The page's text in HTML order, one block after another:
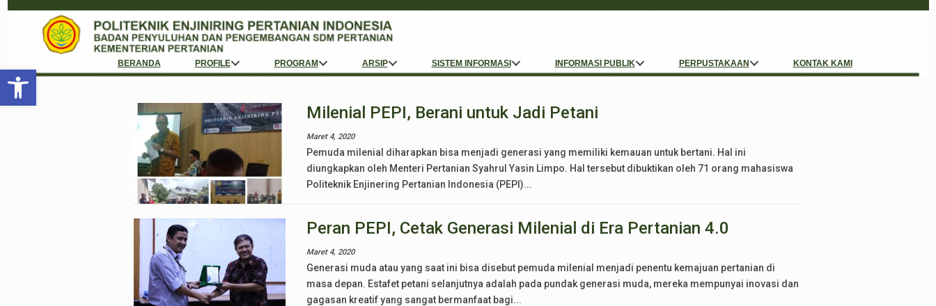
Open toolbarBERANDA PROFILE PROGRAM ARSIP SISTEM INFORMASI INFORMASI PUBLIK PERPUSTAKAAN KONTAK KAMI
Milenial PEPI, Berani untuk Jadi Petani
Maret 4, 2020
Pemuda milenial diharapkan bisa menjadi generasi yang memiliki kemauan untuk bertani. Hal ini
diungkapkan oleh Menteri Pertanian Syahrul Yasin Limpo. Hal tersebut dibuktikan oleh 71 orang mahasiswa
Politeknik Enjinering Pertanian Indonesia (PEPI)...
Peran PEPI, Cetak Generasi Milenial di Era Pertanian 4.0
Maret 4, 2020
Generasi muda atau yang saat ini bisa disebut pemuda milenial menjadi penentu kemajuan pertanian di
masa depan. Estafet petani selanjutnya adalah pada pundak generasi muda, mereka mempunyai inovasi dan
gagasan kreatif yang sangat bermanfaat bagi...